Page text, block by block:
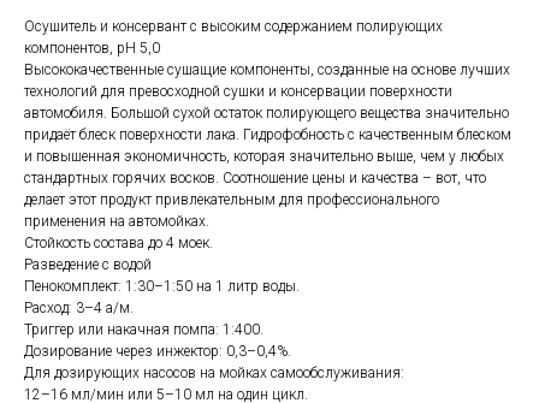
Осушитель и консервант с высоким содержанием полирующих
компонентов, pH 5,0
Высококачественные сушащие компоненты, созданные на основе лучших
технологий для превосходной сушки и консервации поверхности
автомобиля. Большой сухой остаток полирующего вещества значительно
придаёт блеск поверхности лака. Гидрофобность с качественным блеском
и повышенная экономичность, которая значительно выше, чем у любых
стандартных горячих восков. Соотношение цены и качества – вот, что
делает этот продукт привлекательным для профессионального
применения на автомойках.
Стойкость состава до 4 моек.
Разведение с водой
Пенокомплект: 1:30–1:50 на 1 литр воды.
Расход: 3–4 а/м.
Триггер или накачная помпа: 1:400.
Дозирование через инжектор: 0,3–0,4%.
Для дозирующих насосов на мойках самообслуживания:
12–16 мл/мин или 5–10 мл на один цикл.